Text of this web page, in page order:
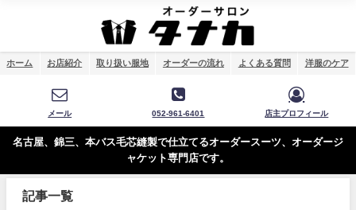
ホーム お店紹介 取り扱い服地 オーダーの流れ よくある質問 洋服のケア
メール 052-961-6401 店主プロフィール
名古屋、錦三、本バス毛芯縫製で仕立てるオーダースーツ、オーダージ
ャケット専門店です。
記事一覧